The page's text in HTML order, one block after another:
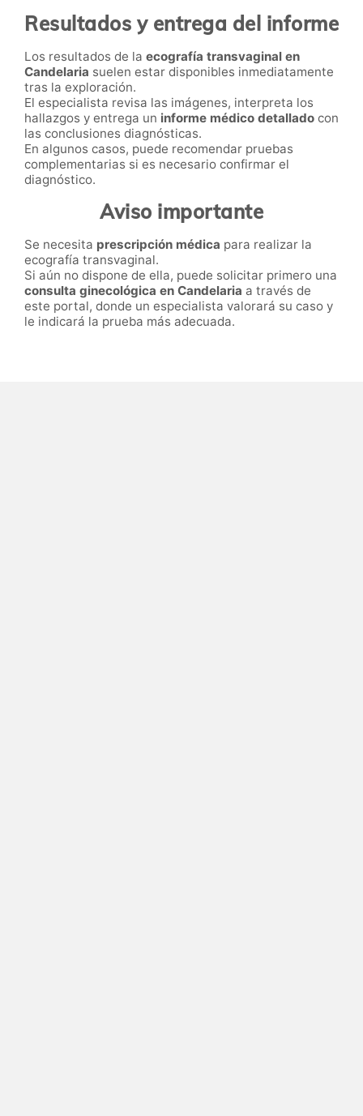
Resultados y entrega del informe
Los resultados de la ecografía transvaginal en
Candelaria suelen estar disponibles inmediatamente
tras la exploración.
El especialista revisa las imágenes, interpreta los
hallazgos y entrega un informe médico detallado con
las conclusiones diagnósticas.
En algunos casos, puede recomendar pruebas
complementarias si es necesario confirmar el
diagnóstico.
Aviso importante
Se necesita prescripción médica para realizar la
ecografía transvaginal.
Si aún no dispone de ella, puede solicitar primero una
consulta ginecológica en Candelaria a través de
este portal, donde un especialista valorará su caso y
le indicará la prueba más adecuada.